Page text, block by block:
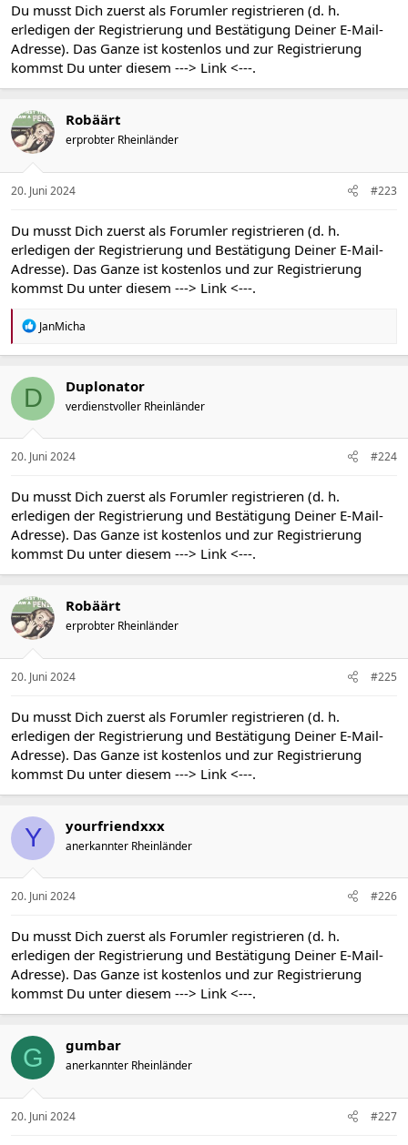
Du musst Dich zuerst als Forumler registrieren (d. h.
erledigen der Registrierung und Bestätigung Deiner E-Mail-
Adresse). Das Ganze ist kostenlos und zur Registrierung
kommst Du unter diesem ---> Link <---.
Robäärt
erprobter Rheinländer
20. Juni 2024 #223
Du musst Dich zuerst als Forumler registrieren (d. h.
erledigen der Registrierung und Bestätigung Deiner E-Mail-
Adresse). Das Ganze ist kostenlos und zur Registrierung
kommst Du unter diesem ---> Link <---.
R
a
t
i
e
n
JanMicha
D Duplonator
verdienstvoller Rheinländer
20. Juni 2024 #224
Du musst Dich zuerst als Forumler registrieren (d. h.
erledigen der Registrierung und Bestätigung Deiner E-Mail-
Adresse). Das Ganze ist kostenlos und zur Registrierung
kommst Du unter diesem ---> Link <---.
Robäärt
erprobter Rheinländer
20. Juni 2024 #225
Du musst Dich zuerst als Forumler registrieren (d. h.
erledigen der Registrierung und Bestätigung Deiner E-Mail-
Adresse). Das Ganze ist kostenlos und zur Registrierung
kommst Du unter diesem ---> Link <---.
Y yourfriendxxx
anerkannter Rheinländer
20. Juni 2024 #226
Du musst Dich zuerst als Forumler registrieren (d. h.
erledigen der Registrierung und Bestätigung Deiner E-Mail-
Adresse). Das Ganze ist kostenlos und zur Registrierung
kommst Du unter diesem ---> Link <---.
G gumbar
anerkannter Rheinländer
20. Juni 2024 #227